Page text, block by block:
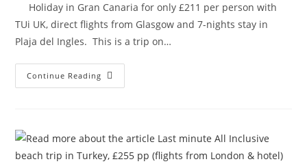
Holiday in Gran Canaria for only £211 per person with
TUi UK, direct flights from Glasgow and 7-nights stay in
Plaja del Ingles. This is a trip on…
Continue Reading Holiday
In
From
Scotland
&
7-